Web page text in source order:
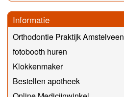
Informatie
Orthodontie Praktijk Amstelveen
fotobooth huren
Klokkenmaker
Bestellen apotheek